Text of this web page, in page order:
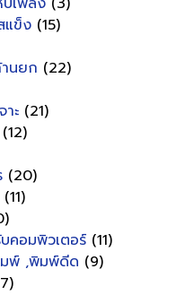
แข็ง (15)
นยก (22)
ะ (21)
(12)
(20)
(11)
คอมพิวเตอร์ (11)
มพ์ ,พิมพ์ดีด (9)